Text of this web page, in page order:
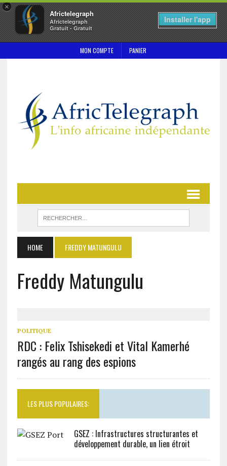
×
Africtelegraph
Africtelegraph
Gratuit - Gratuit
Installer l'app
MON COMPTE PANIER
HOME FREDDY MATUNGULU
Freddy Matungulu
POLITIQUE
RDC : Felix Tshisekedi et Vital Kamerhé
rangés au rang des espions
LES PLUS POPULAIRES:
GSEZ : Infrastructures structurantes et
développement durable, un lien étroit